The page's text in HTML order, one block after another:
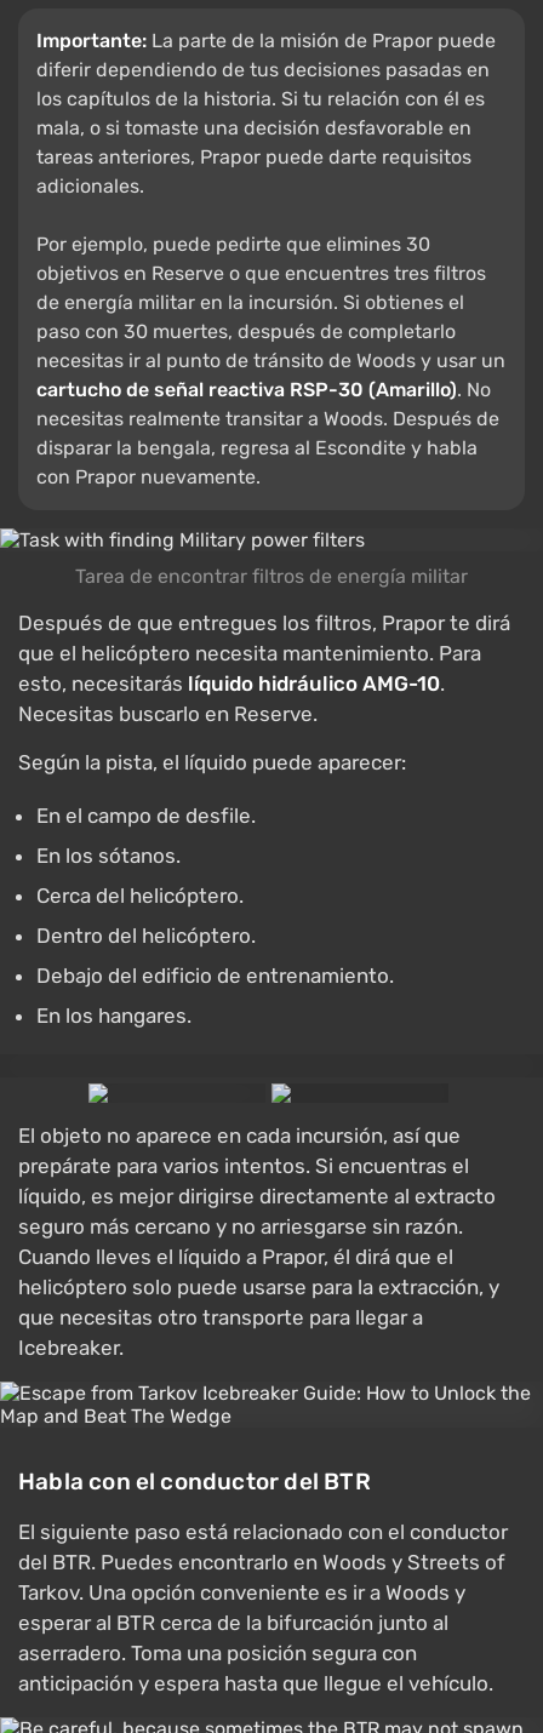
Importante: La parte de la misión de Prapor puede
diferir dependiendo de tus decisiones pasadas en
los capítulos de la historia. Si tu relación con él es
mala, o si tomaste una decisión desfavorable en
tareas anteriores, Prapor puede darte requisitos
adicionales.
Por ejemplo, puede pedirte que elimines 30
objetivos en Reserve o que encuentres tres filtros
de energía militar en la incursión. Si obtienes el
paso con 30 muertes, después de completarlo
necesitas ir al punto de tránsito de Woods y usar un
cartucho de señal reactiva RSP-30 (Amarillo). No
necesitas realmente transitar a Woods. Después de
disparar la bengala, regresa al Escondite y habla
con Prapor nuevamente.
Tarea de encontrar filtros de energía militar
Después de que entregues los filtros, Prapor te dirá
que el helicóptero necesita mantenimiento. Para
esto, necesitarás líquido hidráulico AMG-10.
Necesitas buscarlo en Reserve.
Según la pista, el líquido puede aparecer:
En el campo de desfile.
En los sótanos.
Cerca del helicóptero.
Dentro del helicóptero.
Debajo del edificio de entrenamiento.
En los hangares.
El objeto no aparece en cada incursión, así que
prepárate para varios intentos. Si encuentras el
líquido, es mejor dirigirse directamente al extracto
seguro más cercano y no arriesgarse sin razón.
Cuando lleves el líquido a Prapor, él dirá que el
helicóptero solo puede usarse para la extracción, y
que necesitas otro transporte para llegar a
Icebreaker.
Habla con el conductor del BTR
El siguiente paso está relacionado con el conductor
del BTR. Puedes encontrarlo en Woods y Streets of
Tarkov. Una opción conveniente es ir a Woods y
esperar al BTR cerca de la bifurcación junto al
aserradero. Toma una posición segura con
anticipación y espera hasta que llegue el vehículo.